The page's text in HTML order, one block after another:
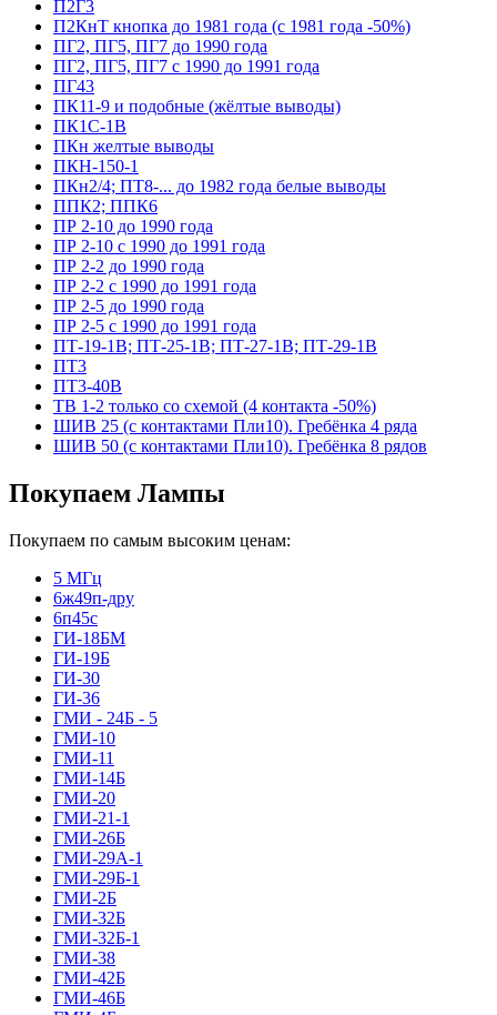
П2Г3
П2КнТ кнопка до 1981 года (с 1981 года -50%)
ПГ2, ПГ5, ПГ7 до 1990 года
ПГ2, ПГ5, ПГ7 с 1990 до 1991 года
ПГ43
ПК11-9 и подобные (жёлтые выводы)
ПК1С-1В
ПКн желтые выводы
ПКН-150-1
ПКн2/4; ПТ8-... до 1982 года белые выводы
ППК2; ППК6
ПР 2-10 до 1990 года
ПР 2-10 с 1990 до 1991 года
ПР 2-2 до 1990 года
ПР 2-2 с 1990 до 1991 года
ПР 2-5 до 1990 года
ПР 2-5 с 1990 до 1991 года
ПТ-19-1В; ПТ-25-1В; ПТ-27-1В; ПТ-29-1В
ПТ3
ПТ3-40В
ТВ 1-2 только со схемой (4 контакта -50%)
ШИВ 25 (с контактами Пли10). Гребёнка 4 ряда
ШИВ 50 (с контактами Пли10). Гребёнка 8 рядов
Покупаем Лампы
Покупаем по самым высоким ценам:
5 МГц
6ж49п-дру
6п45с
ГИ-18БМ
ГИ-19Б
ГИ-30
ГИ-36
ГМИ - 24Б - 5
ГМИ-10
ГМИ-11
ГМИ-14Б
ГМИ-20
ГМИ-21-1
ГМИ-26Б
ГМИ-29А-1
ГМИ-29Б-1
ГМИ-2Б
ГМИ-32Б
ГМИ-32Б-1
ГМИ-38
ГМИ-42Б
ГМИ-46Б